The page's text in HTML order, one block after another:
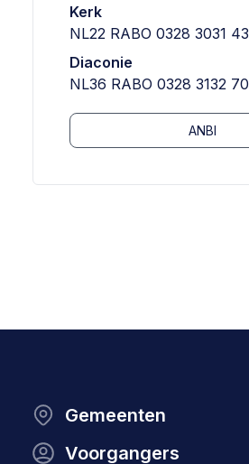
Kerk
NL22 RABO 0328 3031 43
Diaconie
NL36 RABO 0328 3132 70
ANBI
Gemeenten
Voorgangers